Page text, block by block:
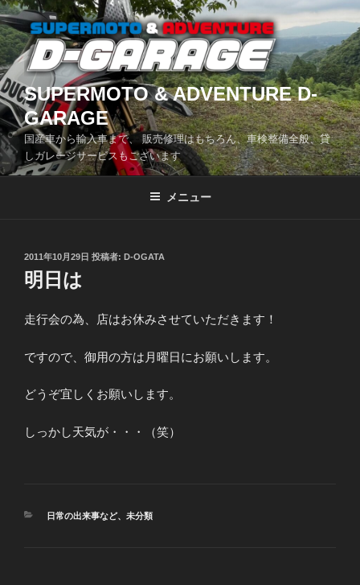
コ
ン
テ
ン
ツ
へ
ス
キ
ッ
SUPERMOTO & ADVENTURE D-
GARAGE
国産車から輸入車まで、 販売修理はもちろん、車検整備全般、貸
しガレージサービスもございます
メニュー
投
稿
日:
2011年10月29日 投稿者: D-OGATA
明日は
走行会の為、店はお休みさせていただきます！
ですので、御用の方は月曜日にお願いします。
どうぞ宜しくお願いします。
しっかし天気が・・・（笑）
カ
日常の出来事など、 未分類